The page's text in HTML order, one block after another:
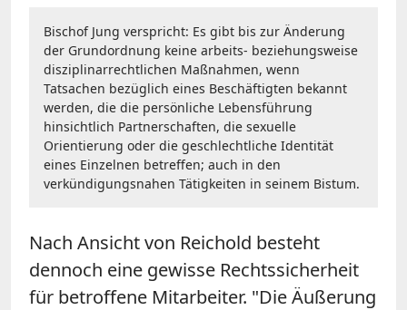
Bischof Jung verspricht: Es gibt bis zur Änderung
der Grundordnung keine arbeits- beziehungsweise
disziplinarrechtlichen Maßnahmen, wenn
Tatsachen bezüglich eines Beschäftigten bekannt
werden, die die persönliche Lebensführung
hinsichtlich Partnerschaften, die sexuelle
Orientierung oder die geschlechtliche Identität
eines Einzelnen betreffen; auch in den
verkündigungsnahen Tätigkeiten in seinem Bistum.
Nach Ansicht von Reichold besteht
dennoch eine gewisse Rechtssicherheit
für betroffene Mitarbeiter. "Die Äußerung